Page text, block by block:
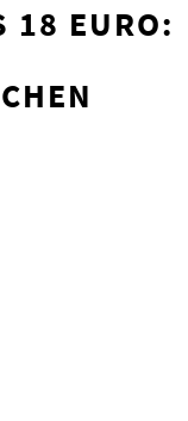
18 EURO: